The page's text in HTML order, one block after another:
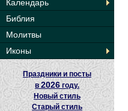
Календарь
Библия
Молитвы
Иконы
Праздники и посты
в2026 году.
Новый стиль
Старый стиль